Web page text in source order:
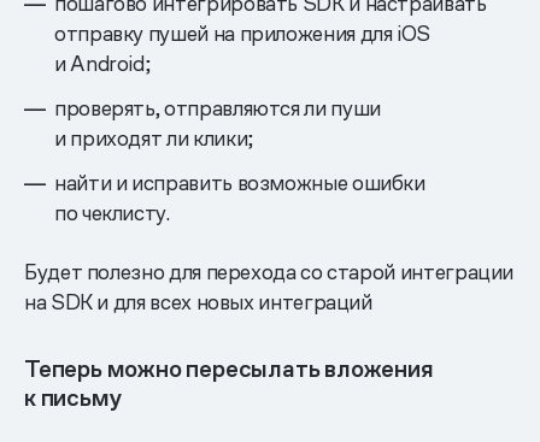
отправку пушей на приложения для iOS
и Android;
проверять, отправляются ли пуши
и приходят ли клики;
найти и исправить возможные ошибки
по чеклисту.
Будет полезно для перехода со старой интеграции
на SDK и для всех новых интеграций
Теперь можно пересылать вложения
к письму